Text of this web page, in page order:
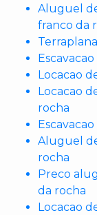
Aluguel
franco da
Locacao
Locacao
rocha
Aluguel
rocha
Preco
da rocha
Locacao